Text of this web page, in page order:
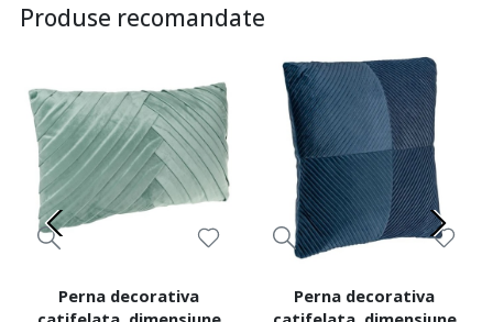
Produse recomandate
Perna decorativa
Perna decorativa